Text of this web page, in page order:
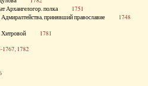
Архангелогор. полка 1751
Адмиралтейства, принявший православие 1748
Хитровой 1781
1767, 1782